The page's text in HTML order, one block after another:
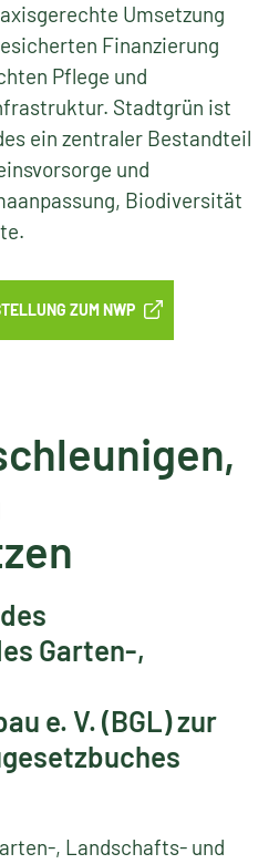
Umsetzung
Finanzierung
Pflege und
Stadtgrün ist
ein zentraler Bestandteil
und
Biodiversität
ZUM NWP
Garten-,
e. V. (BGL) zur
, Landschafts- und